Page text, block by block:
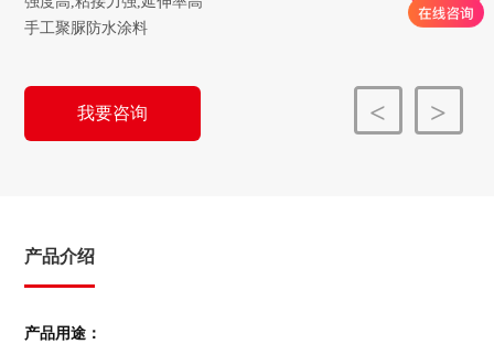
手工聚脲防水涂料
我要咨询 < >
产品介绍
产品用途：